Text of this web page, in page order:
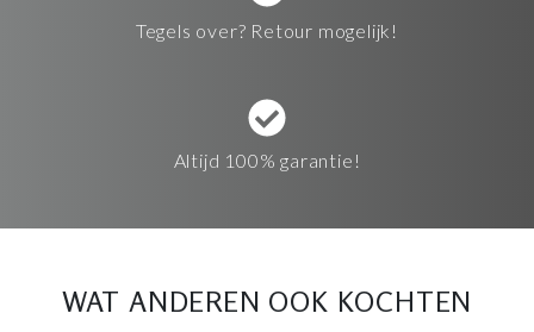
Tegels over? Retour mogelijk!
Altijd 100% garantie!
WAT ANDEREN OOK KOCHTEN